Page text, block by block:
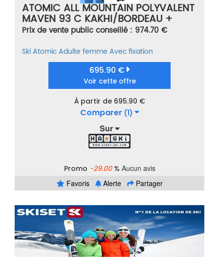
ATOMIC ALL MOUNTAIN POLYVALENT
MAVEN 93 C KAKHI/BORDEAU +
GRIFFON 13 ID BLACK MULTICOLORE
Prix de vente public conseillé : 974.70 €
SkiAtomicAdulte femme Avec fixation
695.90 €
Voir cette offre
À partir de 695.90 €
Comparer (1)
Sur
Promo -29.00% Aucun avis
Favoris
Alerte Partager